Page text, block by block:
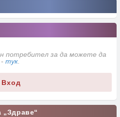
потребител за да можете да
тук
Вход